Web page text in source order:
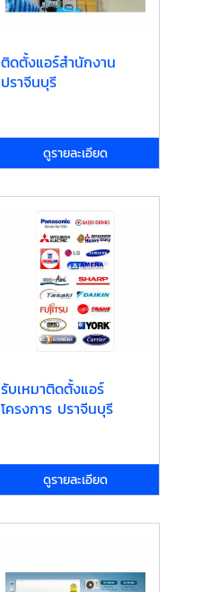
ติดตั้งแอร์สำนักงาน
ปราจีนบุรี
ดูรายละเอียด
รับเหมาติดตั้งแอร์
โครงการ ปราจีนบุรี
ดูรายละเอียด